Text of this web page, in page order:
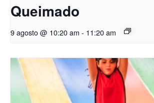
Queimado
9 agosto @ 10:20 am - 11:20 am